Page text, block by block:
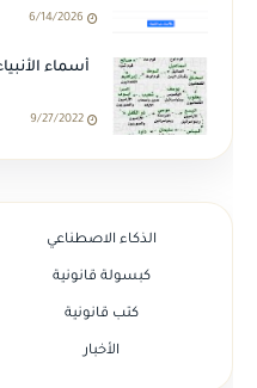
6/14/2026
أسماء
9/27/2022
الذكاء الاصطناعي
كبسولة قانونية
كتب قانونية
الأخبار